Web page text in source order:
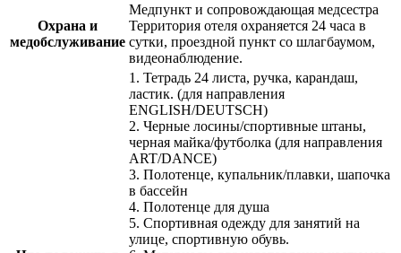
Охрана и
медобслуживание
Медпункт и сопровождающая медсестра
Территория отеля охраняется 24 часа в
сутки, проездной пункт со шлагбаумом,
видеонаблюдение.
1. Тетрадь 24 листа, ручка, карандаш,
ластик. (для направления
ENGLISH/DEUTSCH)
2. Черные лосины/спортивные штаны,
черная майка/футболка (для направления
ART/DANCE)
3. Полотенце, купальник/плавки, шапочка
в бассейн
4. Полотенце для душа
5. Спортивная одежду для занятий на
улице, спортивную обувь.